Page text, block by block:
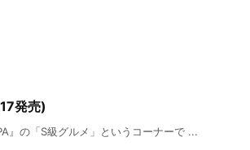
発売)
』の「S級グルメ」というコーナーで ...